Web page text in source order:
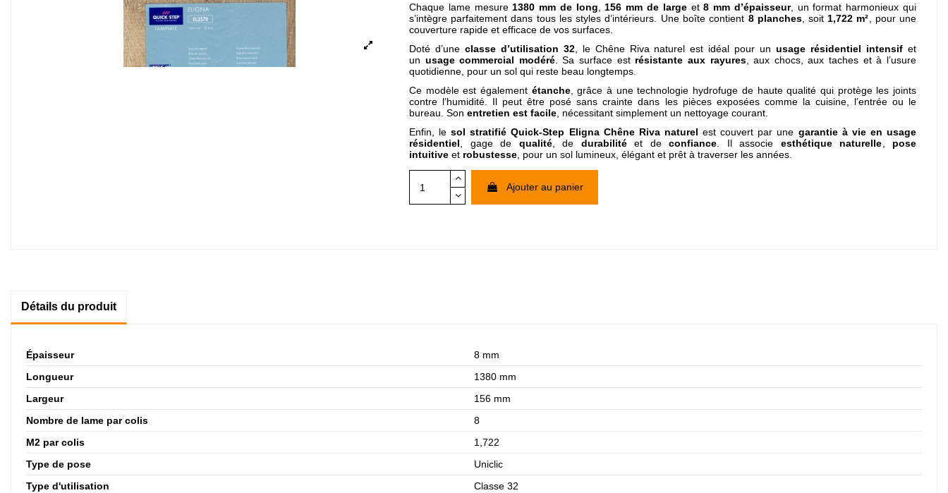
Chaque lame mesure 1380 mm de long 156 mm de largeet8 mm d’épaisseur, un format harmonieux qui
s’intègre parfaitement dans tous les styles d’intérieurs. Une boîte contient 8 planches, soit 1,722 m² , pour une
couverture rapide et efficace de vos surfaces.
Doté d’une classe d’utilisation 32, le Chêne Riva naturel est idéal pour unusage résidentiel intensif et
un usage commercial modéré. Sa surface est résistante aux rayures, aux chocs, aux taches et à l’usure
quotidienne, pour un sol qui reste beau longtemps.
Ce modèle est également étanche, grâce à une technologie hydrofuge de haute qualité qui protège les joints
contre l’humidité. Il peut être posé sans crainte dans les pièces exposées comme la cuisine, l’entrée ou le
bureau. Son entretien est facile , nécessitant simplement un nettoyage courant.
Enfin, lesol stratifié Quick-Step Eligna Chêne Riva naturel est couvert par une garantie à vie en usage
résidentiel, gage de qualité, de durabilitéet deconfiance. Il associe esthétique naturelle, pose
intuitive et robustesse, pour un sol lumineux, élégant et prêt à traverser les années.
Ajouter au panier
Détails du produit
Épaisseur
8 mm
Longueur
1380 mm
Largeur
156 mm
Nombre de lame par colis
8
M2 par colis
1,722
Type de pose
Uniclic
Type d'utilisation
Classe 32